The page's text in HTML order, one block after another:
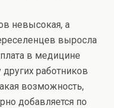
невысокая, а
выросла
в медицине
работников
возможность,
добавляется по